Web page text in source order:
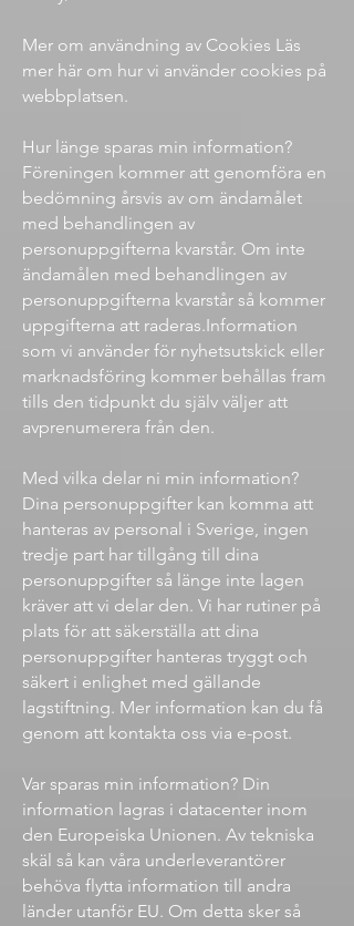
Mer om användning av Cookies Läs
mer här om hur vi använder cookies på
webbplatsen.
Hur länge sparas min information?
Föreningen kommer att genomföra en
bedömning årsvis av om ändamålet
med behandlingen av
personuppgifterna kvarstår. Om inte
ändamålen med behandlingen av
personuppgifterna kvarstår så kommer
uppgifterna att raderas.Information
som vi använder för nyhetsutskick eller
marknadsföring kommer behållas fram
tills den tidpunkt du själv väljer att
avprenumerera från den.
Med vilka delar ni min information?
Dina personuppgifter kan komma att
hanteras av personal i Sverige, ingen
tredje part har tillgång till dina
personuppgifter så länge inte lagen
kräver att vi delar den. Vi har rutiner på
plats för att säkerställa att dina
personuppgifter hanteras tryggt och
säkert i enlighet med gällande
lagstiftning. Mer information kan du få
genom att kontakta oss via e-post.
Var sparas min information? Din
information lagras i datacenter inom
den Europeiska Unionen. Av tekniska
skäl så kan våra underleverantörer
behöva flytta information till andra
länder utanför EU. Om detta sker så